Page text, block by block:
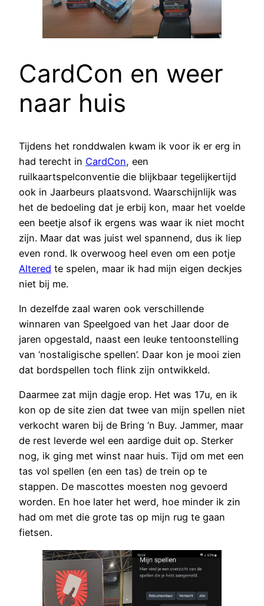
CardCon en weer
naar huis
Tijdens het ronddwalen kwam ik voor ik er erg in
had terecht in CardCon, een
ruilkaartspelconventie die blijkbaar tegelijkertijd
ook in Jaarbeurs plaatsvond. Waarschijnlijk was
het de bedoeling dat je erbij kon, maar het voelde
een beetje alsof ik ergens was waar ik niet mocht
zijn. Maar dat was juist wel spannend, dus ik liep
even rond. Ik overwoog heel even om een potje
Altered te spelen, maar ik had mijn eigen deckjes
niet bij me.
In dezelfde zaal waren ook verschillende
winnaren van Speelgoed van het Jaar door de
jaren opgestald, naast een leuke tentoonstelling
van ‘nostaligische spellen’. Daar kon je mooi zien
dat bordspellen toch flink zijn ontwikkeld.
Daarmee zat mijn dagje erop. Het was 17u, en ik
kon op de site zien dat twee van mijn spellen niet
verkocht waren bij de Bring ’n Buy. Jammer, maar
de rest leverde wel een aardige duit op. Sterker
nog, ik ging met winst naar huis. Tijd om met een
tas vol spellen (en een tas) de trein op te
stappen. De mascottes moesten nog gevoerd
worden. En hoe later het werd, hoe minder ik zin
had om met die grote tas op mijn rug te gaan
fietsen.